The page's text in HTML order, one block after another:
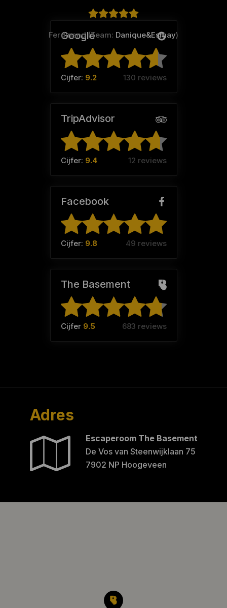
Ferdinand (Team: Danique&Esmay)
Google
Cijfer: 9.2 130 reviews
TripAdvisor
Cijfer: 9.4 12 reviews
Facebook
Cijfer: 9.8 49 reviews
The Basement
Cijfer 9.5 683 reviews
Adres
Escaperoom The Basement
De Vos van Steenwijklaan 75
7902 NP Hoogeveen